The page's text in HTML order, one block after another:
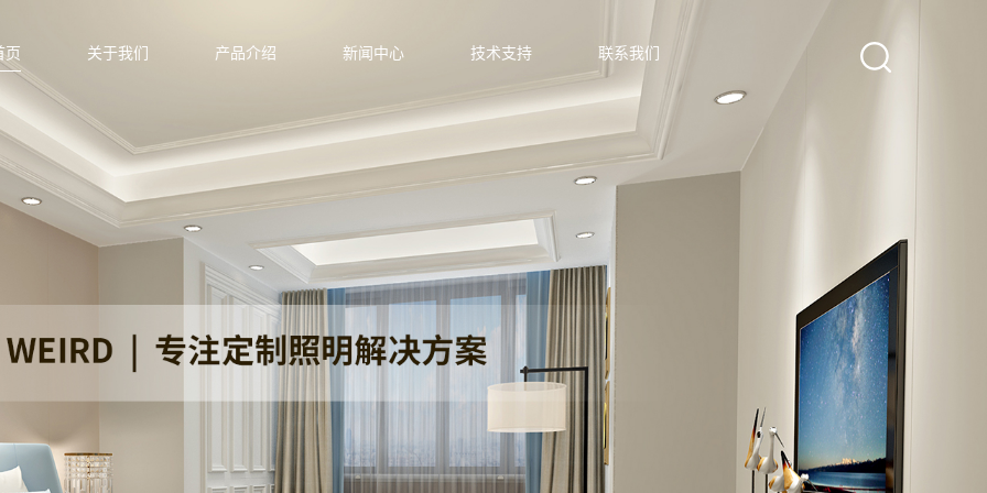
页 关于我们 产品介绍 新闻中心 技术支持 联系我们